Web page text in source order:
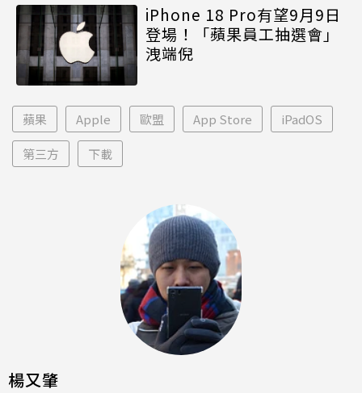
iPhone 18 Pro有望9月9日
登場！「蘋果員工抽選會」
洩端倪
蘋果 Apple 歐盟 App Store iPadOS
第三方 下載
楊又肇